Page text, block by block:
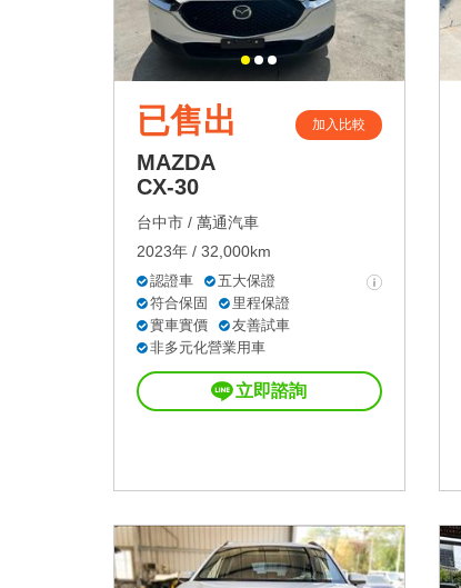
已售出 加入比較
MAZDA
CX-30
台中市 / 萬通汽車
2023年 / 32,000km
認證車
五大保證
符合保固
里程保證
實車實價
友善試車
非多元化營業用車
立即諮詢